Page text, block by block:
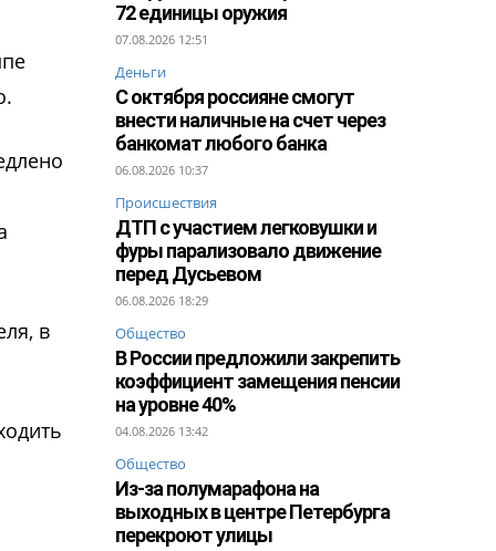
в
72 единицы оружия
07.08.2026 12:51
Деньги
С октября россияне смогут
внести наличные на счет через
банкомат любого банка
06.08.2026 10:37
Происшествия
ДТП с участием легковушки и
фуры парализовало движение
перед Дусьевом
06.08.2026 18:29
Общество
В России предложили закрепить
коэффициент замещения пенсии
на уровне 40%
04.08.2026 13:42
Общество
Из-за полумарафона на
выходных в центре Петербурга
перекроют улицы